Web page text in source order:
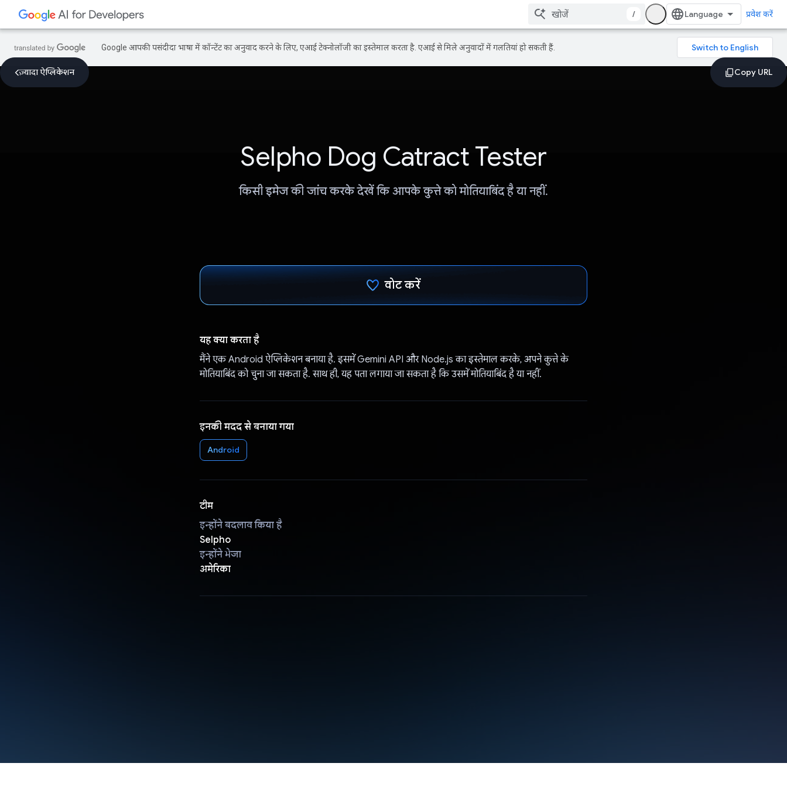
/ प्रवेश करें
Google आपकी पसंदीदा भाषा में कॉन्टेंट का अनुवाद करने के लिए, एआई टेक्नोलॉजी का इस्तेमाल करता है. एआई से मिले अनुवादों में गलतियां हो सकती हैं.
ज़्यादा ऐप्लिकेशन
Selpho Dog Catract Tester
किसी इमेज की जांच करके देखें कि आपके कुत्ते को मोतियाबिंद है या नहीं.
वोट करें
यह क्या करता है
मैंने एक Android ऐप्लिकेशन बनाया है. इसमें Gemini API और Node.js का इस्तेमाल करके, अपने कुत्ते के
मोतियाबिंद को चुना जा सकता है. साथ ही, यह पता लगाया जा सकता है कि उसमें मोतियाबिंद है या नहीं.
इनकी मदद से बनाया गया
Android
टीम
इन्होंने बदलाव किया है
Selpho
इन्होंने भेजा
अमेरिका